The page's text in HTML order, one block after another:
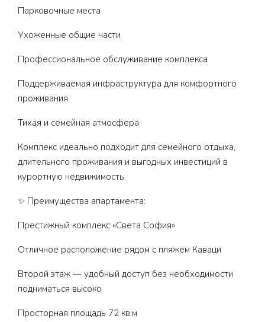
Парковочные места
Ухоженные общие части
Профессиональное обслуживание комплекса
Поддерживаемая инфраструктура для комфортного
проживания
Тихая и семейная атмосфера
Комплекс идеально подходит для семейного отдыха,
длительного проживания и выгодных инвестиций в
курортную недвижимость.
✨ Преимущества апартамента:
Престижный комплекс «Света София»
Отличное расположение рядом с пляжем Каваци
Второй этаж — удобный доступ без необходимости
подниматься высоко
Просторная площадь 72 кв.м